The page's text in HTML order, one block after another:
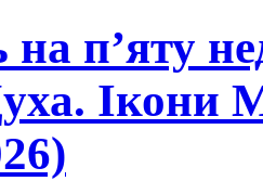
п’яту
Ікони